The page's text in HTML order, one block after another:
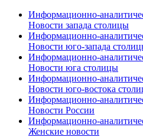
Информационно-
Новости запада столицы
Информационно-
Новости юго-запада
Информационно-
Новости юга столицы
Информационно-
Новости юго-востока
Информационно-
Новости России
Информационно-
Женские новости